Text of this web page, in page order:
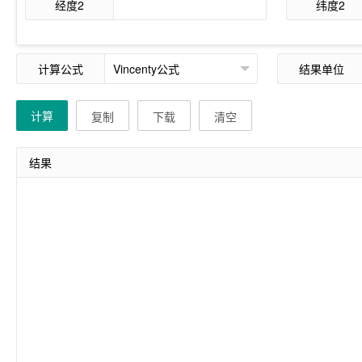
经度2 纬度2
计算公式 结果单位
计算 复制 下载 清空
结果